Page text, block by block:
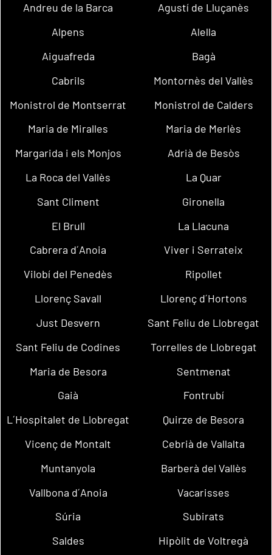
Andreu de la Barca
Agustí de Lluçanès
Alpens
Alella
Aiguafreda
Bagà
Cabrils
Montornès del Vallès
Monistrol de Montserrat
Monistrol de Calders
Maria de Miralles
Maria de Merlès
Margarida i els Monjos
Adrià de Besòs
La Roca del Vallès
La Quar
Sant Climent
Gironella
El Brull
La Llacuna
Cabrera d´Anoia
Viver i Serrateix
Vilobí del Penedès
Ripollet
Llorenç Savall
Llorenç d´Hortons
Just Desvern
Sant Feliu de Llobregat
Sant Feliu de Codines
Torrelles de Llobregat
Maria de Besora
Sentmenat
Gaià
Fontrubí
L´Hospitalet de Llobregat
Quirze de Besora
Vicenç de Montalt
Cebrià de Vallalta
Muntanyola
Barberà del Vallès
Vallbona d´Anoia
Vacarisses
Súria
Subirats
Saldes
Hipòlit de Voltregà